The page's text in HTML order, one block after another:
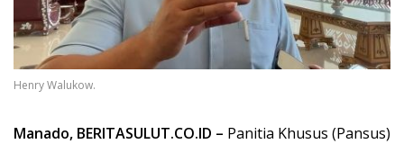
Henry Walukow.
Manado, BERITASULUT.CO.ID – Panitia Khusus (Pansus)